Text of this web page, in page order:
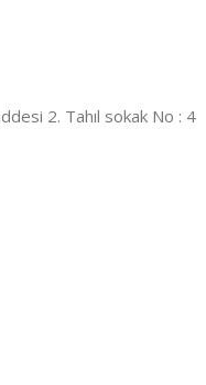
2. Tahıl sokak No : 4